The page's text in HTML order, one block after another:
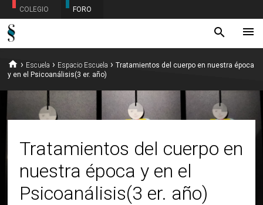
COLEGIO FORO
search menu
home › Escuela › Espacio Escuela ›Tratamientos del cuerpo en nuestra época
y en el Psicoanálisis(3 er. año)
Tratamientos del cuerpo en
nuestra época y en el
Psicoanálisis(3 er. año)